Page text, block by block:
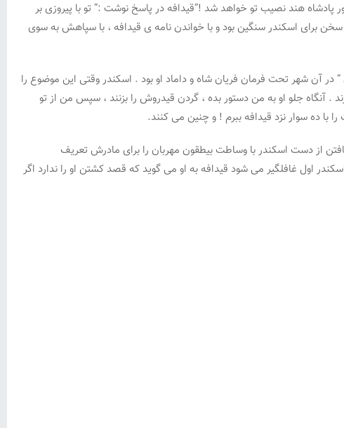
پادشاه هند نصیب تو خواهد شد !”قیدافه در پاسخ نوشت :” تو با پیروزی بر
سخن برای اسکندر سنگین بود و با خواندن نامه ی قیدافه ، با سپاهش به سوی
در آن شهر تحت فرمان فریان شاه و داماد او بود . اسکندر وقتی این موضوع را
آنگاه جلو او به من دستور بده ، گردن قیدروش را بزنند ، سپس من از تو
ده سوار نزد قیدافه ببرم ! و چنین می کنند.
از دست اسکندر با وساطت بیطقون مهربان را برای مادرش تعریف
اول غافلگیر می شود قیدافه به او می گوید که قصد کشتن او را ندارد اگر